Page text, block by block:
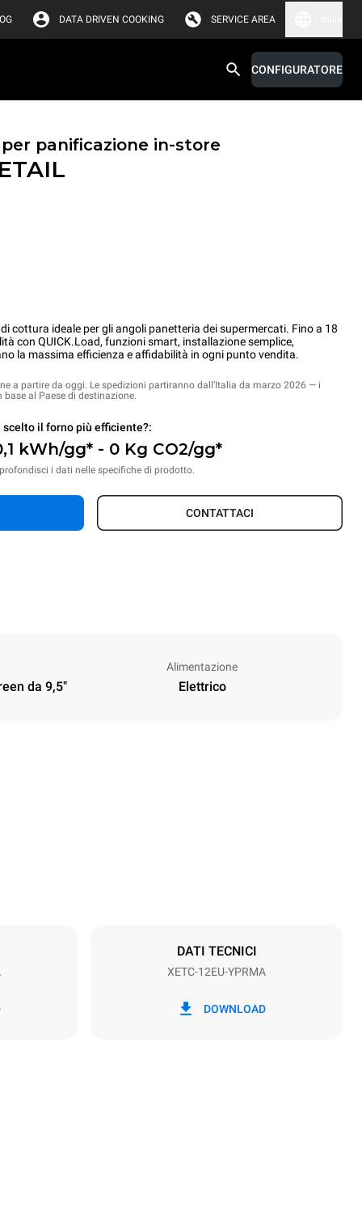
DATA DRIVEN COOKING SERVICE AREA
CONFIGURATORE
panificazione in-store
di cottura ideale per gli angoli panetteria dei supermercati. Fino a 18
con QUICK.Load, funzioni smart, installazione semplice,
la massima efficienza e affidabilità in ogni punto vendita.
a partire da oggi. Le spedizioni partiranno dall’Italia da marzo 2026 — i
al Paese di destinazione.
scelto il forno più efficiente?:
kWh/gg* - 0 Kg CO2/gg*
i dati nelle specifiche di prodotto.
CONTATTACI
da 9,5"
Alimentazione
Elettrico
DATI TECNICI
XETC-12EU-YPRMA
DOWNLOAD